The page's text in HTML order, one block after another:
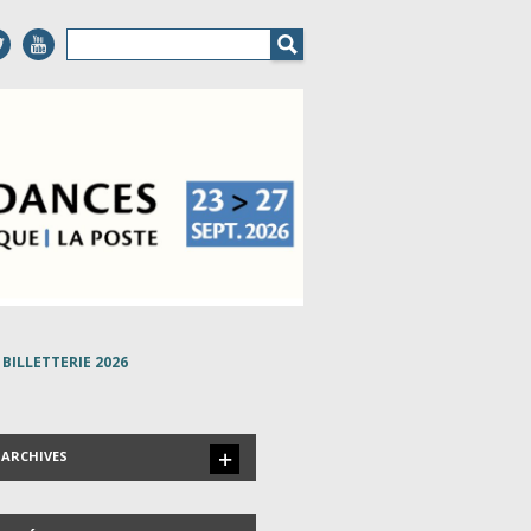
BILLETTERIE 2026
ARCHIVES
LES INVITÉS DEPUIS 1999